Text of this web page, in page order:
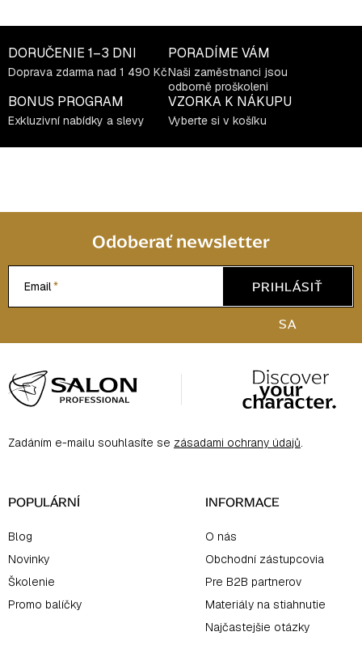
p
i
s
u
DORUČENIE 1–3 DNI
Doprava zdarma nad 1 490 Kč
PORADÍME VÁM
Naši zaměstnanci jsou
odborně proškoleni
BONUS PROGRAM
Exkluzivní nabídky a slevy
VZORKA K NÁKUPU
Vyberte si v košíku
Odoberať newsletter
Email
PRIHLÁSIŤ
SA
á
ä
e
Zadáním e-mailu souhlasíte se zásadami ochrany údajů.
POPULÁRNÍ
Blog
Novinky
Školenie
Promo balíčky
INFORMACE
O nás
Obchodní zástupcovia
Pre B2B partnerov
Materiály na stiahnutie
Najčastejšie otázky